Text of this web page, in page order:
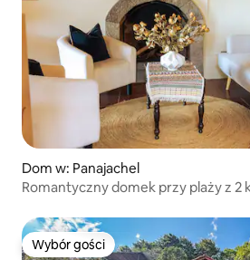
Dom w: Panajachel
Romantyczny domek przy plaży z 2
Wybór gości
Wybór gości